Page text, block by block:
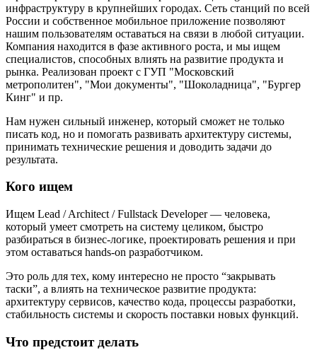
инфраструктуру в крупнейших городах. Сеть станций по всей
России и собственное мобильное приложение позволяют
нашим пользователям оставаться на связи в любой ситуации.
Компания находится в фазе активного роста, и мы ищем
специалистов, способных влиять на развитие продукта и
рынка. Реализован проект с ГУП "Московский
метрополитен", "Мои документы", "Шоколадница", "Бургер
Кинг" и пр.
Нам нужен сильный инженер, который сможет не только
писать код, но и помогать развивать архитектуру системы,
принимать технические решения и доводить задачи до
результата.
Кого ищем
Ищем Lead / Architect / Fullstack Developer — человека,
который умеет смотреть на систему целиком, быстро
разбираться в бизнес-логике, проектировать решения и при
этом оставаться hands-on разработчиком.
Это роль для тех, кому интересно не просто “закрывать
таски”, а влиять на техническое развитие продукта:
архитектуру сервисов, качество кода, процессы разработки,
стабильность системы и скорость поставки новых функций.
Что предстоит делать